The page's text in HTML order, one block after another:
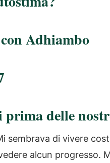
Adhiambo
delle
sembrava di vivere
alcun progresso.